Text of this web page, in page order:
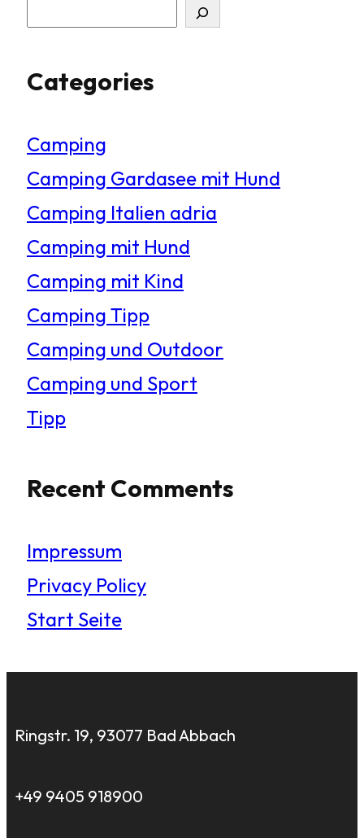
c
e
n
Categories
Camping
Camping Gardasee mit Hund
Camping Italien adria
Camping mit Hund
Camping mit Kind
Camping Tipp
Camping und Outdoor
Camping und Sport
Tipp
Recent Comments
Impressum
Privacy Policy
Start Seite
Ringstr. 19, 93077 Bad Abbach
+49 9405 918900